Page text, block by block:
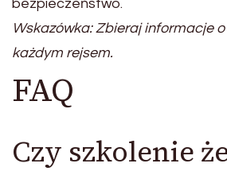
bezpieczeństwo.
Wskazówka: Zbieraj informacje
każdym rejsem.
FAQ
Czy szkolenie